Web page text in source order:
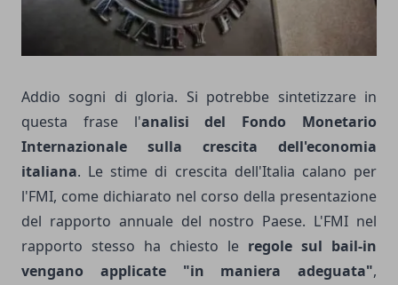
Addio sogni di gloria. Si potrebbe sintetizzare in
questa frase l'analisi del Fondo Monetario
Internazionale sulla crescita dell'economia
italiana. Le stime di crescita dell'Italia calano per
l'FMI, come dichiarato nel corso della presentazione
del rapporto annuale del nostro Paese. L'FMI nel
rapporto stesso ha chiesto le regole sul bail-in
vengano applicate "in maniera adeguata",